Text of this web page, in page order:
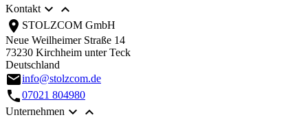
Kontakt 
location_on STOLZCOM GmbH
Neue Weilheimer Straße 14
73230 Kirchheim unter Teck
Deutschland
emailinfo@stolzcom.de
call07021 804980
Unternehmen  